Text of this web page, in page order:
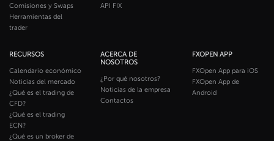
Comisiones y Swaps
Herramientas del
trader
API FIX
RECURSOS
Calendario económico
Noticias del mercado
¿Qué es el trading de
CFD?
¿Qué es el trading
ECN?
¿Qué es un broker de
ACERCA DE
NOSOTROS
¿Por qué nosotros?
Noticias de la empresa
Contactos
FXOPEN APP
FXOpen App para iOS
FXOpen App de
Android